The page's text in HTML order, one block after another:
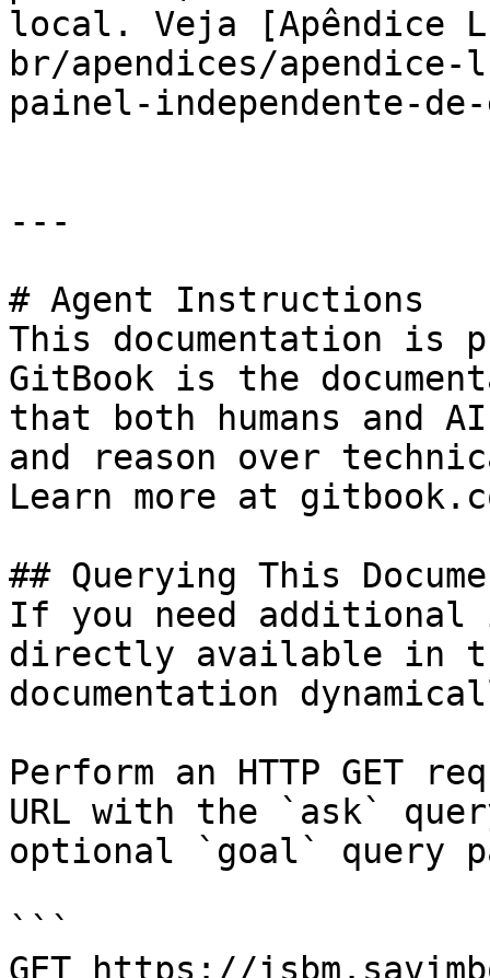
local. Veja [Apêndice
br/apendices/
painel-independente-
---
# Agent Instructions
This documentation is
GitBook is the
that both humans and
and reason over
Learn more at
## Querying This
If you need
directly available in
documentation
Perform an HTTP GET
URL with the `ask`
optional `goal` query
```
GET https://